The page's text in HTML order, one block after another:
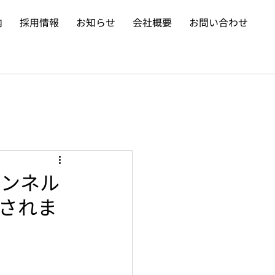
採用情報 お知らせ 会社概要 お問い合わせ
ネル
れま